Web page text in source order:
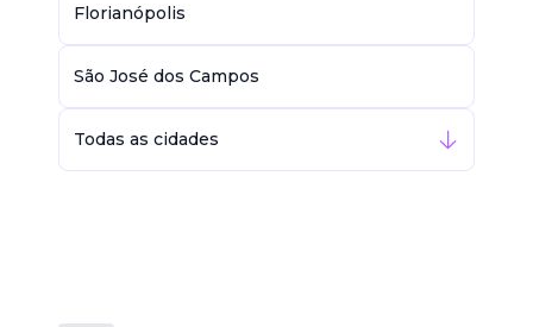
Florianópolis
São José dos Campos
Todas as cidades